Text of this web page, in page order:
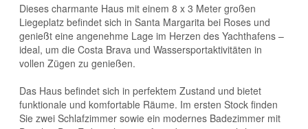
Dieses charmante Haus mit einem 8 x 3 Meter großen
Liegeplatz befindet sich in Santa Margarita bei Roses und
genießt eine angenehme Lage im Herzen des Yachthafens –
ideal, um die Costa Brava und Wassersportaktivitäten in
vollen Zügen zu genießen.
Das Haus befindet sich in perfektem Zustand und bietet
funktionale und komfortable Räume. Im ersten Stock finden
Sie zwei Schlafzimmer sowie ein modernes Badezimmer mit